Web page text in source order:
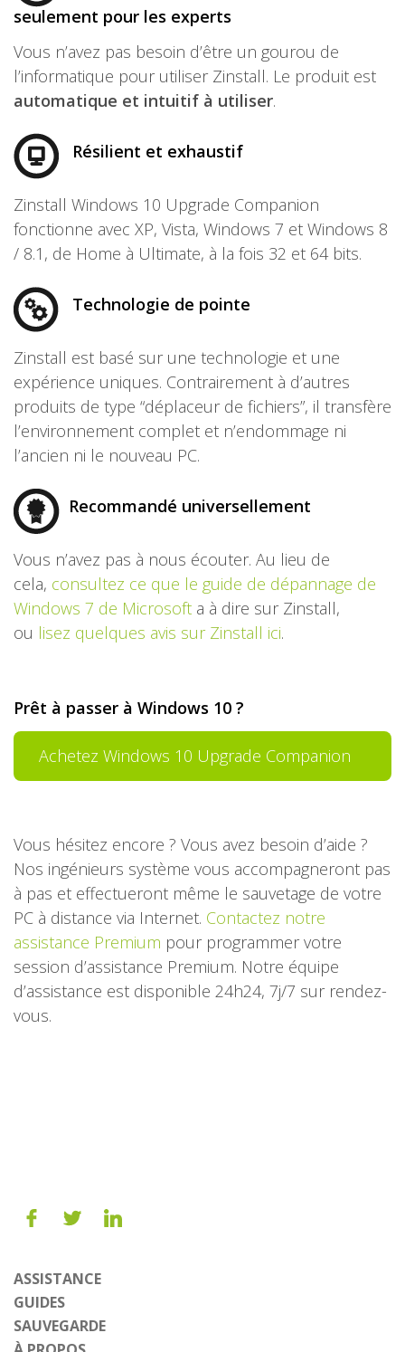
seulement pour les experts
Vous n’avez pas besoin d’être un gourou de
l’informatique pour utiliser Zinstall. Le produit est
automatique et intuitif à utiliser.
Résilient et exhaustif
Zinstall Windows 10 Upgrade Companion
fonctionne avec XP, Vista, Windows 7 et Windows 8
/ 8.1, de Home à Ultimate, à la fois 32 et 64 bits.
Technologie de pointe
Zinstall est basé sur une technologie et une
expérience uniques. Contrairement à d’autres
produits de type “déplaceur de fichiers”, il transfère
l’environnement complet et n’endommage ni
l’ancien ni le nouveau PC.
Recommandé universellement
Vous n’avez pas à nous écouter. Au lieu de
cela, consultez ce que le guide de dépannage de
Windows 7 de Microsoft a à dire sur Zinstall,
ou lisez quelques avis sur Zinstall ici.
Prêt à passer à Windows 10 ?
Achetez Windows 10 Upgrade Companion
Vous hésitez encore ? Vous avez besoin d’aide ?
Nos ingénieurs système vous accompagneront pas
à pas et effectueront même le sauvetage de votre
PC à distance via Internet. Contactez notre
assistance Premium pour programmer votre
session d’assistance Premium. Notre équipe
d’assistance est disponible 24h24, 7j/7 sur rendez-
vous.
ASSISTANCE
GUIDES
SAUVEGARDE